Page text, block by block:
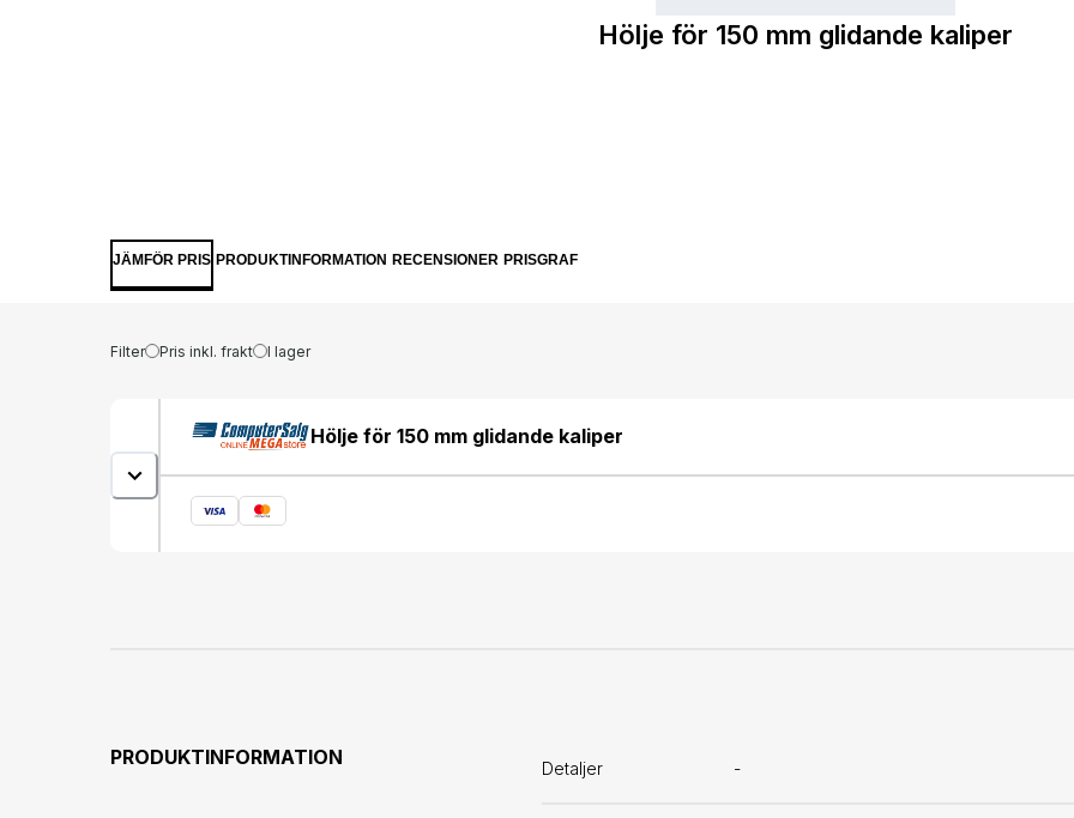
Hölje för 150 mm glidande kaliper
JÄMFÖR PRIS PRODUKTINFORMATION RECENSIONER PRISGRAF
Filter Pris inkl. frakt I lager
Hölje för 150 mm glidande kaliper
PRODUKTINFORMATION
Detaljer -